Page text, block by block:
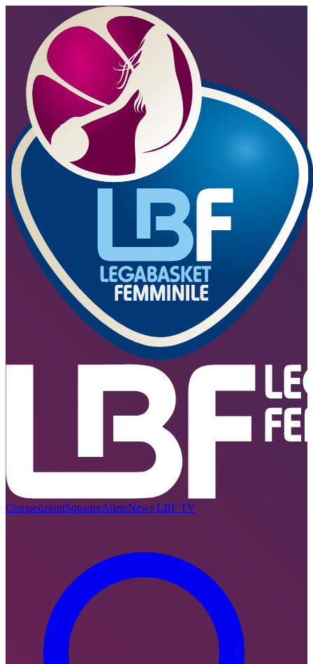
CompetizioniSquadreAtleteNews LBF TV